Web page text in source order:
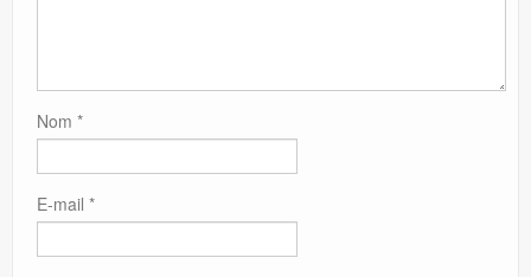
Nom *
E-mail *